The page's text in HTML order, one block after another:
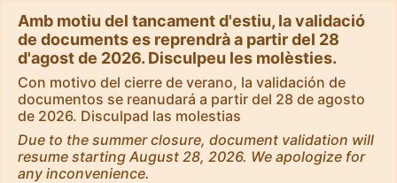
Amb motiu del tancament d'estiu, la validació
de documents es reprendrà a partir del 28
d'agost de 2026. Disculpeu les molèsties.
Con motivo del cierre de verano, la validación de
documentos se reanudará a partir del 28 de agosto
de 2026. Disculpad las molestias
Due to the summer closure, document validation will
resume starting August 28, 2026. We apologize for
any inconvenience.